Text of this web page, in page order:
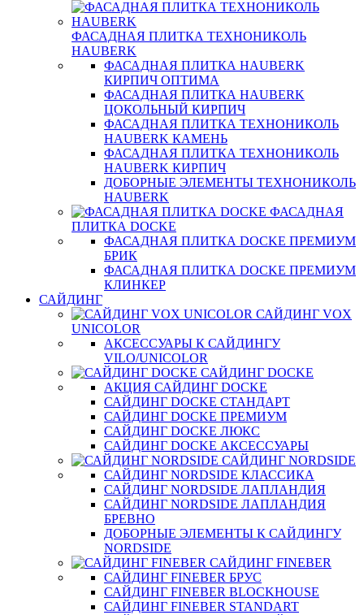
ФАСАДНАЯ ПЛИТКА ТЕХНОНИКОЛЬ
HAUBERK
ФАСАДНАЯ ПЛИТКА HAUBERK
КИРПИЧ ОПТИМА
ФАСАДНАЯ ПЛИТКА HAUBERK
ЦОКОЛЬНЫЙ КИРПИЧ
ФАСАДНАЯ ПЛИТКА ТЕХНОНИКОЛЬ
HAUBERK КАМЕНЬ
ФАСАДНАЯ ПЛИТКА ТЕХНОНИКОЛЬ
HAUBERK КИРПИЧ
ДОБОРНЫЕ ЭЛЕМЕНТЫ ТЕХНОНИКОЛЬ
HAUBERK
ФАСАДНАЯ
ПЛИТКА DOCKE
ФАСАДНАЯ ПЛИТКА DOCKE ПРЕМИУМ
БРИК
ФАСАДНАЯ ПЛИТКА DOCKE ПРЕМИУМ
КЛИНКЕР
САЙДИНГ
САЙДИНГ VOX
UNICOLOR
АКСЕССУАРЫ К САЙДИНГУ
VILO/UNICOLOR
САЙДИНГ DOCKE
АКЦИЯ САЙДИНГ DOCKE
САЙДИНГ DOCKE СТАНДАРТ
САЙДИНГ DOCKE ПРЕМИУМ
САЙДИНГ DOCKE ЛЮКС
САЙДИНГ DOCKE АКСЕССУАРЫ
САЙДИНГ NORDSIDE
САЙДИНГ NORDSIDE КЛАССИКА
САЙДИНГ NORDSIDE ЛАПЛАНДИЯ
САЙДИНГ NORDSIDE ЛАПЛАНДИЯ
БРЕВНО
ДОБОРНЫЕ ЭЛЕМЕНТЫ К САЙДИНГУ
NORDSIDE
САЙДИНГ FINEBER
САЙДИНГ FINEBER БРУС
САЙДИНГ FINEBER BLOCKHOUSE
САЙДИНГ FINEBER STANDART